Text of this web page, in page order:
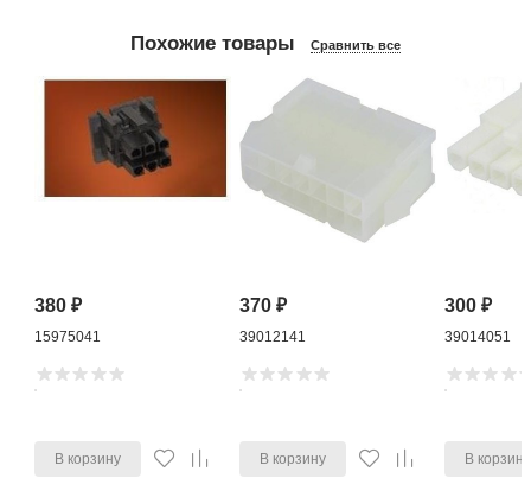
Похожие товары Сравнить все
380₽
15975041
В корзину
370₽
39012141
В корзину
300₽
39014051
В корзину